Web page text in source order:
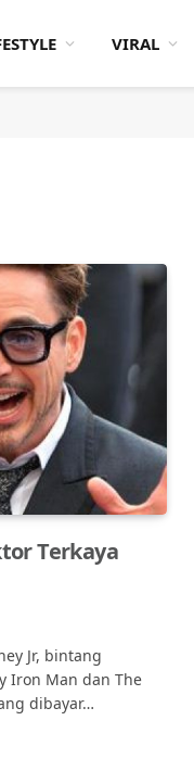
VIRAL
Terkaya
Jr, bintang
Iron Man dan The
dibayar…